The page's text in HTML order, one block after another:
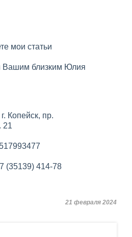
мои статьи
близким Юлия
Копейск, пр.
21
(35139) 414-78
21 февраля 2024